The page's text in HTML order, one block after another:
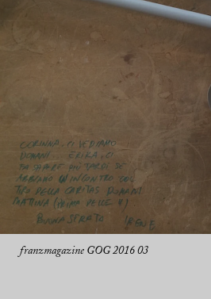
franzmagazine GOG 2016 03